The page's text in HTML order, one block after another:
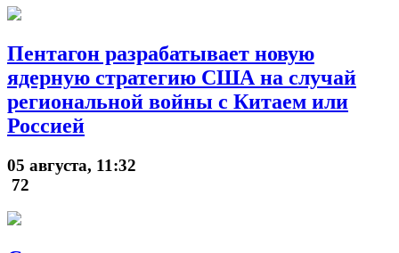
Пентагон разрабатывает новую
ядерную стратегию США на случай
региональной войны с Китаем или
Россией
05 августа, 11:32
72